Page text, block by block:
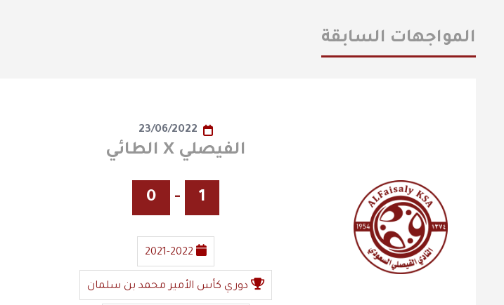
المواجهات السابقة
23/06/2022
الفيصلي X الطائي
1
-
0
2021-2022
دوري كأس الأمير محمد بن سلمان